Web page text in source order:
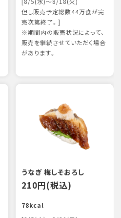
但し販売予定総数44万食が完
売次第終了。]
※期間内の販売状況によって、
販売を継続させていただく場合
があります。
うなぎ 梅しそおろし
210円(税込)
78kcal